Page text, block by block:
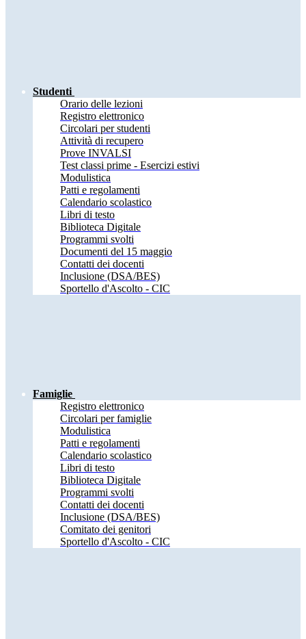
Studenti
Orario delle lezioni
Registro elettronico
Circolari per studenti
Attività di recupero
Prove INVALSI
Test classi prime - Esercizi estivi
Modulistica
Patti e regolamenti
Calendario scolastico
Libri di testo
Biblioteca Digitale
Programmi svolti
Documenti del 15 maggio
Contatti dei docenti
Inclusione (DSA/BES)
Sportello d'Ascolto - CIC
Famiglie
Registro elettronico
Circolari per famiglie
Modulistica
Patti e regolamenti
Calendario scolastico
Libri di testo
Biblioteca Digitale
Programmi svolti
Contatti dei docenti
Inclusione (DSA/BES)
Comitato dei genitori
Sportello d'Ascolto - CIC